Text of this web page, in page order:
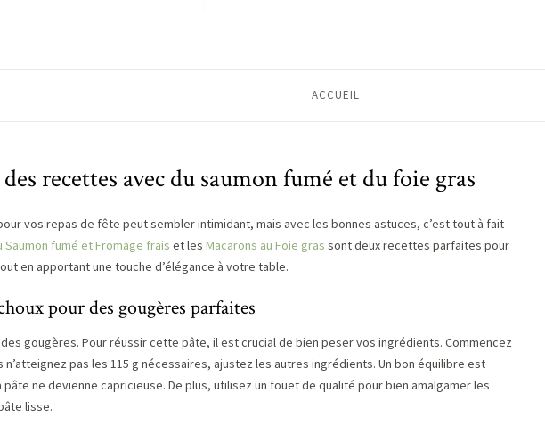
ACCUEIL
recettes avec du saumon fumé et du foie gras
vos repas de fête peut sembler intimidant, mais avec les bonnes astuces, c’est tout à fait
Saumon fumé et Fromage frais et les Macarons au Foie gras sont deux recettes parfaites pour
en apportant une touche d’élégance à votre table.
pour des gougères parfaites
gougères. Pour réussir cette pâte, il est crucial de bien peser vos ingrédients. Commencez
pas les 115 g nécessaires, ajustez les autres ingrédients. Un bon équilibre est
ne devienne capricieuse. De plus, utilisez un fouet de qualité pour bien amalgamer les
lisse.